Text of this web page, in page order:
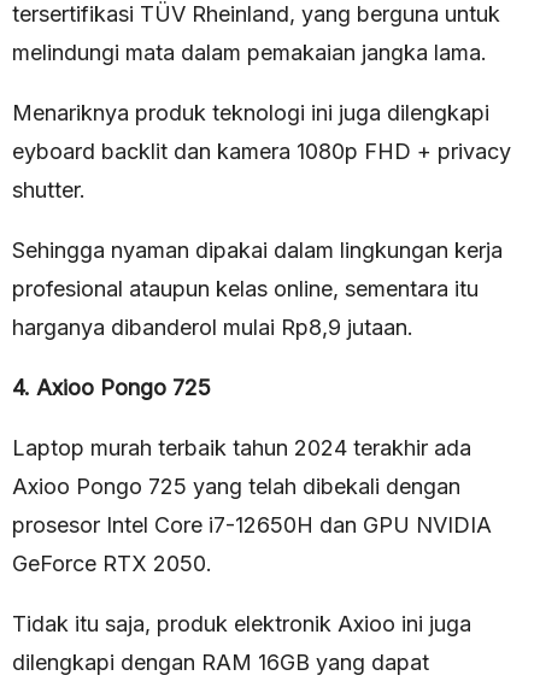
tersertifikasi TÜV Rheinland, yang berguna untuk
melindungi mata dalam pemakaian jangka lama.
Menariknya produk teknologi ini juga dilengkapi
eyboard backlit dan kamera 1080p FHD + privacy
shutter.
Sehingga nyaman dipakai dalam lingkungan kerja
profesional ataupun kelas online, sementara itu
harganya dibanderol mulai Rp8,9 jutaan.
4. Axioo Pongo 725
Laptop murah terbaik tahun 2024 terakhir ada
Axioo Pongo 725 yang telah dibekali dengan
prosesor Intel Core i7-12650H dan GPU NVIDIA
GeForce RTX 2050.
Tidak itu saja, produk elektronik Axioo ini juga
dilengkapi dengan RAM 16GB yang dapat